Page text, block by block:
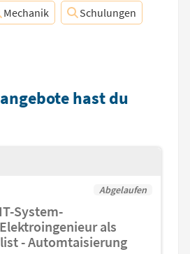
Mechanik Schulungen
hast du
Abgelaufen
System-
als
- Automtaisierung